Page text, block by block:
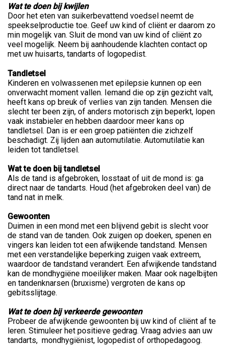
Wat te doen bij kwijlen
Door het eten van suikerbevattend voedsel neemt de
speekselproductie toe. Geef uw kind of cliënt er daarom zo
min mogelijk van. Sluit de mond van uw kind of cliënt zo
veel mogelijk. Neem bij aanhoudende klachten contact op
met uw huisarts, tandarts of logopedist.
Tandletsel
Kinderen en volwassenen met epilepsie kunnen op een
onverwacht moment vallen. Iemand die op zijn gezicht valt,
heeft kans op breuk of verlies van zijn tanden. Mensen die
slecht ter been zijn, of anders motorisch zijn beperkt, lopen
vaak instabieler en hebben daardoor meer kans op
tandletsel. Dan is er een groep patiënten die zichzelf
beschadigt. Zij lijden aan automutilatie. Automutilatie kan
leiden tot tandletsel.
Wat te doen bij tandletsel
Als de tand is afgebroken, losstaat of uit de mond is: ga
direct naar de tandarts. Houd (het afgebroken deel van) de
tand nat in melk.
Gewoonten
Duimen in een mond met een blijvend gebit is slecht voor
de stand van de tanden. Ook zuigen op doeken, spenen en
vingers kan leiden tot een afwijkende tandstand. Mensen
met een verstandelijke beperking zuigen vaak extreem,
waardoor de tandstand verandert. Een afwijkende tandstand
kan de mondhygiëne moeilijker maken. Maar ook nagelbijten
en tandenknarsen (bruxisme) vergroten de kans op
gebitsslijtage.
Wat te doen bij verkeerde gewoonten
Probeer de afwijkende gewoonten bij uw kind of cliënt af te
leren. Stimuleer het positieve gedrag. Vraag advies aan uw
tandarts, mondhygiënist, logopedist of orthopedagoog.